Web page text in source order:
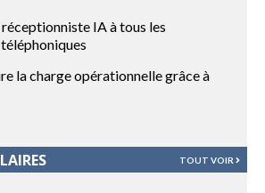
IA à tous les
la charge opérationnelle grâce à
TOUT VOIR